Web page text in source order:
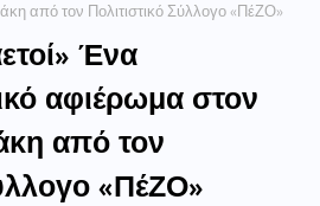
από τον Πολιτιστικό Σύλλογο «ΠέΖΟ»
Ένα
αφιέρωμα στον
από τον
«ΠέΖΟ»